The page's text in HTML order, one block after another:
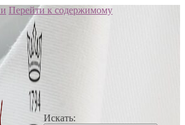
Перейти к содержимому
Искать: